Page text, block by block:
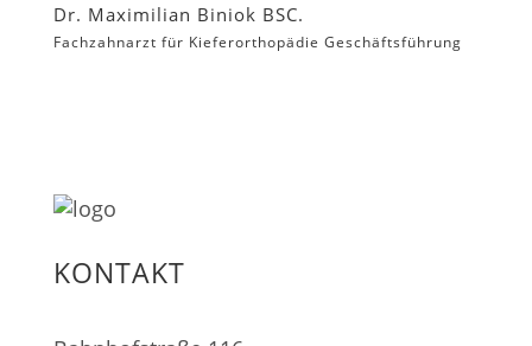
Dr. Maximilian Biniok BSC.
Fachzahnarzt für Kieferorthopädie Geschäftsführung
KONTAKT